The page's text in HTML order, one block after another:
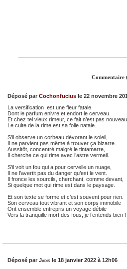
Commentaire
Déposé par Cochonfucius le 22 novembre
La versification est une fleur fatale
Dont le parfum enivre et endort le cerveau.
Et chez tel vieux rimeur, ce fait n’est pas nouveau,
Le culte de la rime est sa folie natale.
S’il observe un corbeau dévorant le soleil,
Il ne parvient pas même à trouver ça bizarre.
Aussitôt, concentré malgré le tintamarre,
Il cherche ce qui rime avec l’astre vermeil.
S’il voit un fou qui a pour cervelle un nuage,
Il ne l’avertit pas du danger qu’est le vent.
Il fronce les sourcils, cherchant, comme devant,
Si quelque mot qui rime est dans le paysage.
Et son texte se forme et c’est souvent pour rien.
Son cerveau tout vibrant et son corps immobile
Ont ensemble entrepris un voyage débile
Vers la tranquille mort des fous, je l’entends bien !
Déposé par Jadis le 18 janvier 2022 à 12h06